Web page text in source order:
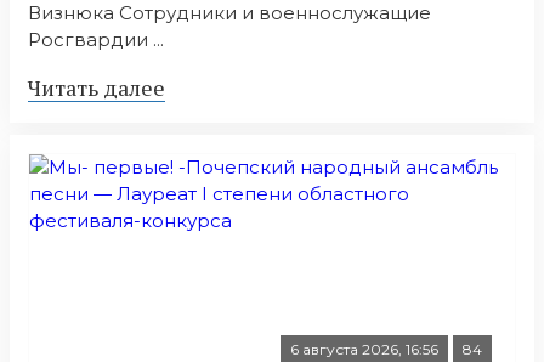
Визнюка Сотрудники и военнослужащие
Росгвардии ...
Читать далее
6 августа 2026, 16:56 84